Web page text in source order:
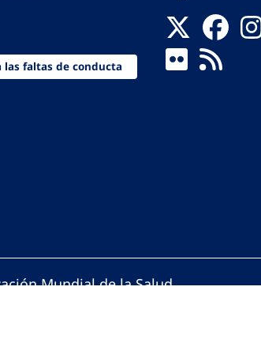
las faltas de conducta
Mundial de la Salud